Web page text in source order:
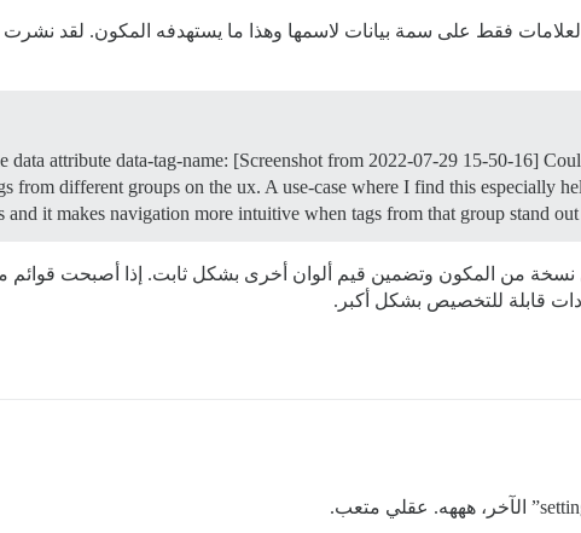
فقط على سمة بيانات لاسمها وهذا ما يستهدفه المكون. لقد
data attribute data-tag-name: [Screenshot from 2022-07-29 15-50-16]
from different groups on the ux. A use-case where I find this especially
and it makes navigation more intuitive when tags from that group stand
من المكون وتضمين قيم ألوان أخرى بشكل ثابت. إذا أصبحت قوائم
قابلة للتخصيص بشكل أكبر.